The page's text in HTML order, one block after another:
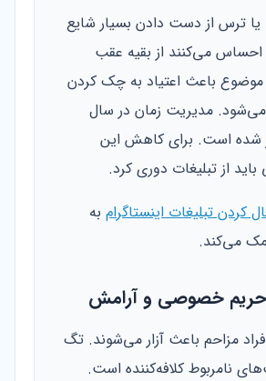
پدیده FOMO یا ترس از دست دادن بسیار شایع
احساس می‌کنند از بقیه عقب
موضوع باعث اعتیاد به چک کردن
مدیریت زمان در سال
شده است. برای کاهش این
از تبلیغات دوری کرد.
کردن تبلیغات اینستاگرام به
می‌کند.
خصوصی و آرامش
مزاحم باعث آزار می‌شوند. تگ
نامربوط کلافه‌کننده است.